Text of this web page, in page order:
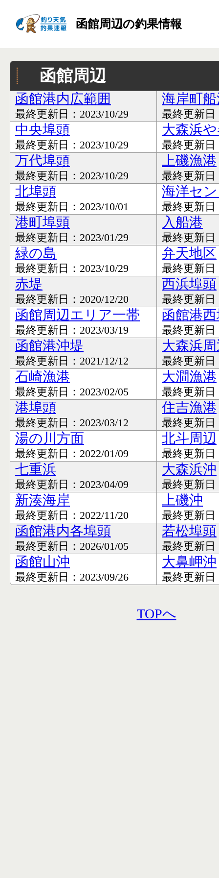
函館周辺の釣果情報
函館周辺
函館港内広範囲
最終更新日：2023/10/29
海岸町
最終更新日
中央埠頭
最終更新日：2023/10/29
大森浜
最終更新日
万代埠頭
最終更新日：2023/10/29
上磯漁港
最終更新日
北埠頭
最終更新日：2023/10/01
海洋セ
最終更新日
港町埠頭
最終更新日：2023/01/29
入船港
最終更新日
緑の島
最終更新日：2023/10/29
弁天地区
最終更新日
赤堤
最終更新日：2020/12/20
西浜埠頭
最終更新日
函館周辺エリア一帯
最終更新日：2023/03/19
函館港
最終更新日
函館港沖堤
最終更新日：2021/12/12
大森浜
最終更新日
石崎漁港
最終更新日：2023/02/05
大澗漁港
最終更新日
港埠頭
最終更新日：2023/03/12
住吉漁港
最終更新日
湯の川方面
最終更新日：2022/01/09
北斗周辺
最終更新日
七重浜
最終更新日：2023/04/09
大森浜沖
最終更新日
新湊海岸
最終更新日：2022/11/20
上磯沖
最終更新日
函館港内各埠頭
最終更新日：2026/01/05
若松埠頭
最終更新日
函館山沖
最終更新日：2023/09/26
大鼻岬沖
最終更新日
TOPへ